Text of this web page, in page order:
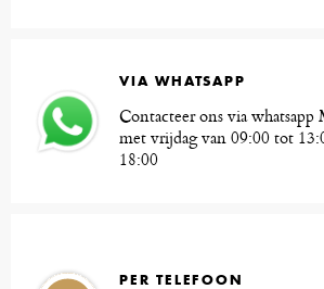
VIA WHATSAPP
Contacteer ons via whatsapp
met vrijdag van 09:00 tot
18:00
PER TELEFOON